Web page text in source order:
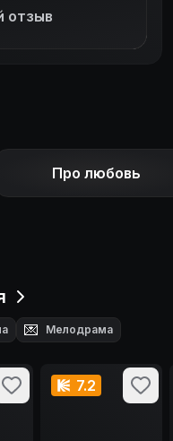
отзыв
Про любовь
💌 Мелодрама
7.2